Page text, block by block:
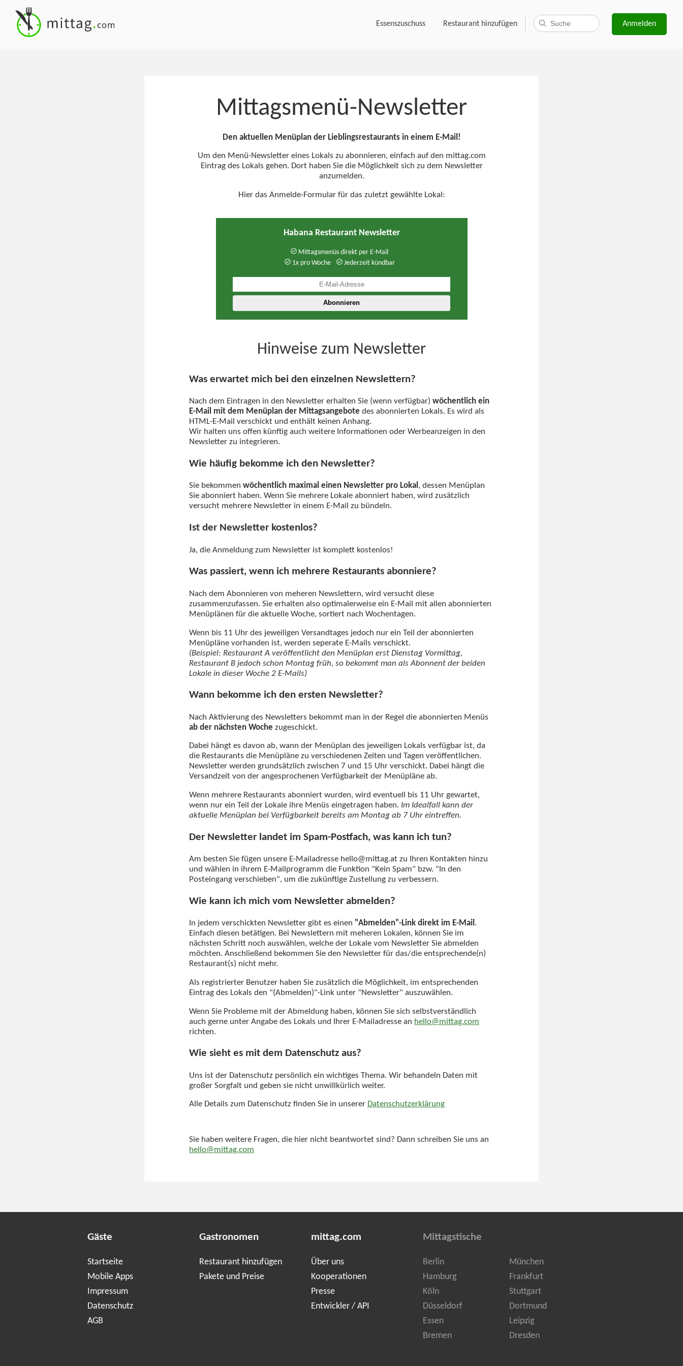
Essenszuschuss Restaurant hinzufügen Anmelden
Mittagsmenü-Newsletter
Den aktuellen Menüplan der Lieblingsrestaurants in einem E-Mail!
Um den Menü-Newsletter eines Lokals zu abonnieren, einfach auf den mittag.com
Eintrag des Lokals gehen. Dort haben Sie die Möglichkeit sich zu dem Newsletter
anzumelden.
Hier das Anmelde-Formular für das zuletzt gewählte Lokal:
Habana Restaurant Newsletter
Mittagsmenüs direkt per E-Mail
1x pro Woche
Jederzeit kündbar
Hinweise zum Newsletter
Was erwartet mich bei den einzelnen Newslettern?
Nach dem Eintragen in den Newsletter erhalten Sie (wenn verfügbar) wöchentlich ein
E-Mail mit dem Menüplan der Mittagsangebote des abonnierten Lokals. Es wird als
HTML-E-Mail verschickt und enthält keinen Anhang.
Wir halten uns offen künftig auch weitere Informationen oder Werbeanzeigen in den
Newsletter zu integrieren.
Wie häufig bekomme ich den Newsletter?
Sie bekommen wöchentlich maximal einen Newsletter pro Lokal, dessen Menüplan
Sie abonniert haben. Wenn Sie mehrere Lokale abonniert haben, wird zusätzlich
versucht mehrere Newsletter in einem E-Mail zu bündeln.
Ist der Newsletter kostenlos?
Ja, die Anmeldung zum Newsletter ist komplett kostenlos!
Was passiert, wenn ich mehrere Restaurants abonniere?
Nach dem Abonnieren von meheren Newslettern, wird versucht diese
zusammenzufassen. Sie erhalten also optimalerweise ein E-Mail mit allen abonnierten
Menüplänen für die aktuelle Woche, sortiert nach Wochentagen.
Wenn bis 11 Uhr des jeweiligen Versandtages jedoch nur ein Teil der abonnierten
Menüpläne vorhanden ist, werden seperate E-Mails verschickt.
(Beispiel: Restaurant A veröffentlicht den Menüplan erst Dienstag Vormittag,
Restaurant B jedoch schon Montag früh, so bekommt man als Abonnent der beiden
Lokale in dieser Woche 2 E-Mails)
Wann bekomme ich den ersten Newsletter?
Nach Aktivierung des Newsletters bekommt man in der Regel die abonnierten Menüs
ab der nächsten Woche zugeschickt.
Dabei hängt es davon ab, wann der Menüplan des jeweiligen Lokals verfügbar ist, da
die Restaurants die Menüpläne zu verschiedenen Zeiten und Tagen veröffentlichen.
Newsletter werden grundsätzlich zwischen 7 und 15 Uhr verschickt. Dabei hängt die
Versandzeit von der angesprochenen Verfügbarkeit der Menüpläne ab.
Wenn mehrere Restaurants abonniert wurden, wird eventuell bis 11 Uhr gewartet,
wenn nur ein Teil der Lokale ihre Menüs eingetragen haben. Im Idealfall kann der
aktuelle Menüplan bei Verfügbarkeit bereits am Montag ab 7 Uhr eintreffen.
Der Newsletter landet im Spam-Postfach, was kann ich tun?
Am besten Sie fügen unsere E-Mailadresse hello@mittag.at zu Ihren Kontakten hinzu
und wählen in ihrem E-Mailprogramm die Funktion "Kein Spam" bzw. "In den
Posteingang verschieben", um die zukünftige Zustellung zu verbessern.
Wie kann ich mich vom Newsletter abmelden?
In jedem verschickten Newsletter gibt es einen "Abmelden"-Link direkt im E-Mail.
Einfach diesen betätigen. Bei Newslettern mit meheren Lokalen, können Sie im
nächsten Schritt noch auswählen, welche der Lokale vom Newsletter Sie abmelden
möchten. Anschließend bekommen Sie den Newsletter für das/die entsprechende(n)
Restaurant(s) nicht mehr.
Als registrierter Benutzer haben Sie zusätzlich die Möglichkeit, im entsprechenden
Eintrag des Lokals den "(Abmelden)"-Link unter "Newsletter" auszuwählen.
Wenn Sie Probleme mit der Abmeldung haben, können Sie sich selbstverständlich
auch gerne unter Angabe des Lokals und Ihrer E-Mailadresse an hello@mittag.com
richten.
Wie sieht es mit dem Datenschutz aus?
Uns ist der Datenschutz persönlich ein wichtiges Thema. Wir behandeln Daten mit
großer Sorgfalt und geben sie nicht unwillkürlich weiter.
Alle Details zum Datenschutz finden Sie in unserer Datenschutzerklärung
Sie haben weitere Fragen, die hier nicht beantwortet sind? Dann schreiben Sie uns an
hello@mittag.com
Gäste
Startseite
Mobile Apps
Impressum
Datenschutz
AGB
Gastronomen
Restaurant hinzufügen
Pakete und Preise
mittag.com
Über uns
Kooperationen
Presse
Entwickler / API
Mittagstische
Berlin
München
Hamburg
Frankfurt
Köln
Stuttgart
Düsseldorf
Dortmund
Essen
Leipzig
Bremen
Dresden